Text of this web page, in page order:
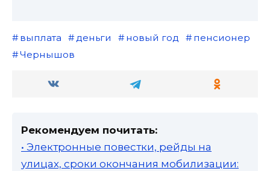
выплата деньги новый год
пенсионер
Чернышов
Рекомендуем почитать:
• Электронные повестки, рейды на
улицах, сроки окончания мобилизации: